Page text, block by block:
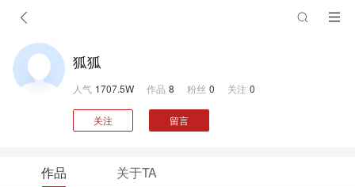
狐狐
人气 1707.5W 作品 8 粉丝 0 关注 0
关注 留言
作品 关于TA